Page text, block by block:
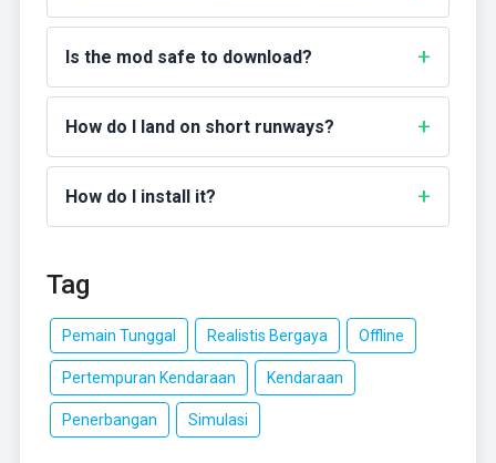
Is the mod safe to download?
How do I land on short runways?
How do I install it?
Tag
Pemain Tunggal Realistis Bergaya Offline
Pertempuran Kendaraan Kendaraan
Penerbangan Simulasi